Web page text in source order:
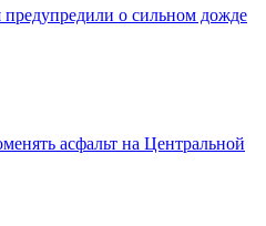
о сильном дожде
асфальт на Центральной